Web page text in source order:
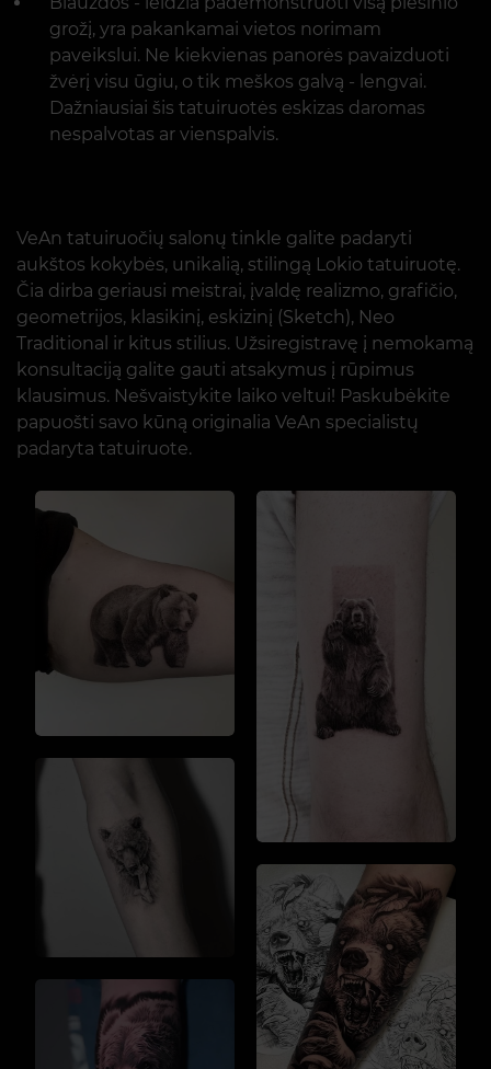
grožį, yra pakankamai vietos norimam
paveikslui. Ne kiekvienas panorės pavaizduoti
žvėrį visu ūgiu, o tik meškos galvą - lengvai.
Dažniausiai šis tatuiruotės eskizas daromas
nespalvotas ar vienspalvis.
VeAn tatuiruočių salonų tinkle galite padaryti
aukštos kokybės, unikalią, stilingą Lokio tatuiruotę.
Čia dirba geriausi meistrai, įvaldę realizmo, grafičio,
geometrijos, klasikinį, eskizinį (Sketch), Neo
Traditional ir kitus stilius. Užsiregistravę į nemokamą
konsultaciją galite gauti atsakymus į rūpimus
klausimus. Nešvaistykite laiko veltui! Paskubėkite
papuošti savo kūną originalia VeAn specialistų
padaryta tatuiruote.